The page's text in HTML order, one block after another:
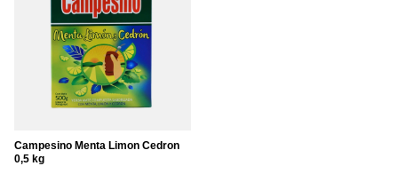
Campesino Menta Limon Cedron
0,5 kg